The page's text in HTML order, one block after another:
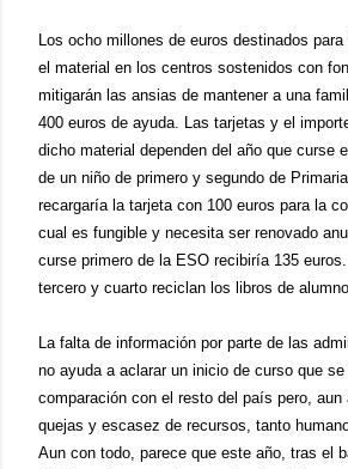
Los ocho millones de euros destinados
el material en los centros sostenidos con
mitigarán las ansias de mantener a una
400 euros de ayuda. Las tarjetas y el
dicho material dependen del año que curse
de un niño de primero y segundo de
recargaría la tarjeta con 100 euros para la
cual es fungible y necesita ser renovado
curse primero de la ESO recibiría 135
tercero y cuarto reciclan los libros de
La falta de información por parte de las
no ayuda a aclarar un inicio de curso que
comparación con el resto del país pero, aun
quejas y escasez de recursos, tanto
Aun con todo, parece que este año, tras el